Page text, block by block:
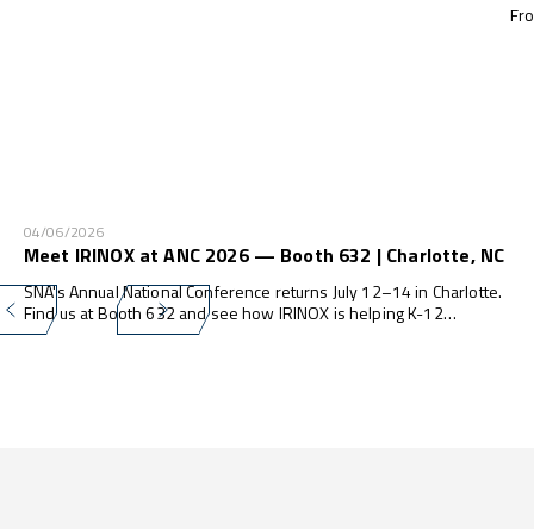
04/06/2026
Meet IRINOX at ANC 2026 — Booth 632 | Charlotte, NC
SNA's Annual National Conference returns July 12–14 in Charlotte.
Find us at Booth 632 and see how IRINOX is helping K-12
programs do more — with less waste, less labor, and zero